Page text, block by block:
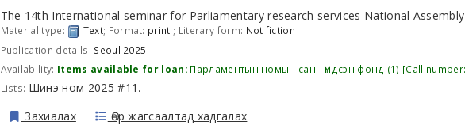
The 14th International seminar for Parliamentary research services National
Material type: Text; Format: print ; Literary form: Not fiction
Publication details: Seoul 2025
Availability: Items available for loan: Парламентын номын сан - Үндсэн фонд (1) Call number:
Lists: Шинэ ном 2025 #11 .
Захиалах Өөр жагсаалтад хадгалах